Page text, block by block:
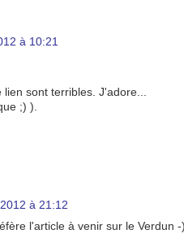
à 10:21
lien sont terribles. J'adore...
;) ).
à 21:12
l'article à venir sur le Verdun -)